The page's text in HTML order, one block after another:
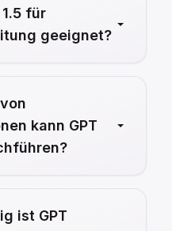
für
geeignet?
kann GPT
ist GPT